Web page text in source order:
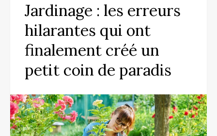
Jardinage : les erreurs
hilarantes qui ont
finalement créé un
petit coin de paradis